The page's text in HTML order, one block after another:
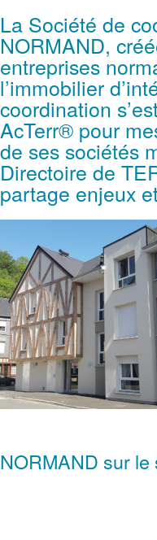
La Société de
NORMAND,
entreprises
l’immobilier
coordination
AcTerr® pour
de ses sociétés
Directoire de
partage enjeux
NORMAND sur